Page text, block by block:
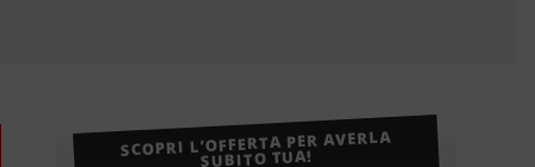
SCOPRI L’OFFERTA PER AVERLA
SUBITO TUA!